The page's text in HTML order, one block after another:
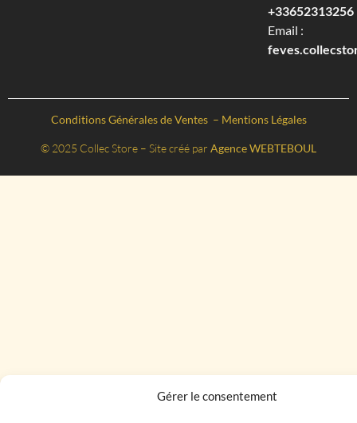
Gérer le consentement
+33652313256‬
Email :
Conditions Générales de Ventes – Mentions Légales
© 2025 Collec Store – Site créé par Agence WEBTEBOUL